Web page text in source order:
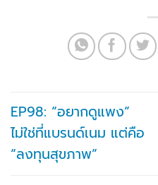
EP98: “อยากดูแพง”
ไม่ใช่ที่แบรนด์เนม แต่คือ
“ลงทุนสุขภาพ”